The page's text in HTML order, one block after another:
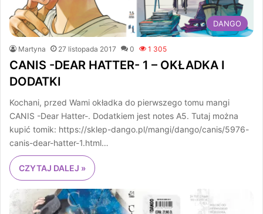
DANGO
Martyna 27 listopada 2017 0 1 305
CANIS -DEAR HATTER- 1 – OKŁADKA I
DODATKI
Kochani, przed Wami okładka do pierwszego tomu mangi
CANIS -Dear Hatter-. Dodatkiem jest notes A5. Tutaj można
kupić tomik: https://sklep-dango.pl/mangi/dango/canis/5976-
canis-dear-hatter-1.html…
CZYTAJ DALEJ »